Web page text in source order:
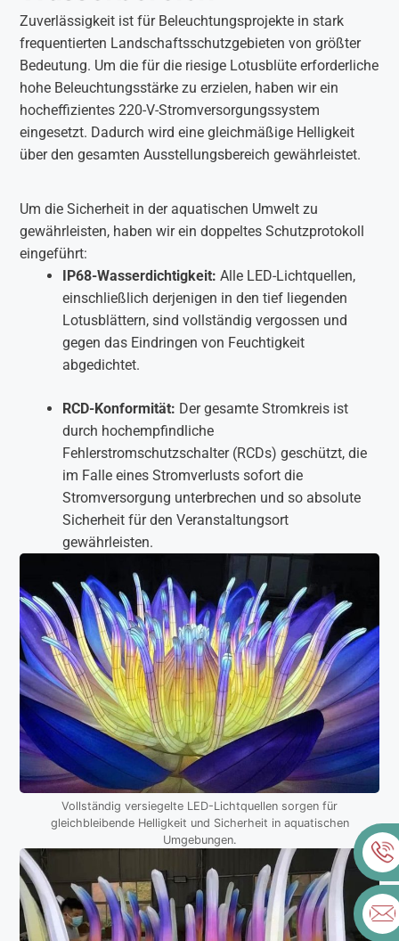
Zuverlässigkeit ist für Beleuchtungsprojekte in stark
frequentierten Landschaftsschutzgebieten von größter
Bedeutung. Um die für die riesige Lotusblüte erforderliche
hohe Beleuchtungsstärke zu erzielen, haben wir ein
hocheffizientes 220-V-Stromversorgungssystem
eingesetzt. Dadurch wird eine gleichmäßige Helligkeit
über den gesamten Ausstellungsbereich gewährleistet.
Um die Sicherheit in der aquatischen Umwelt zu
gewährleisten, haben wir ein doppeltes Schutzprotokoll
eingeführt:
IP68-Wasserdichtigkeit: Alle LED-Lichtquellen,
einschließlich derjenigen in den tief liegenden
Lotusblättern, sind vollständig vergossen und
gegen das Eindringen von Feuchtigkeit
abgedichtet.
RCD-Konformität: Der gesamte Stromkreis ist
durch hochempfindliche
Fehlerstromschutzschalter (RCDs) geschützt, die
im Falle eines Stromverlusts sofort die
Stromversorgung unterbrechen und so absolute
Sicherheit für den Veranstaltungsort
gewährleisten.
Vollständig versiegelte LED-Lichtquellen sorgen für
gleichbleibende Helligkeit und Sicherheit in aquatischen
Umgebungen.